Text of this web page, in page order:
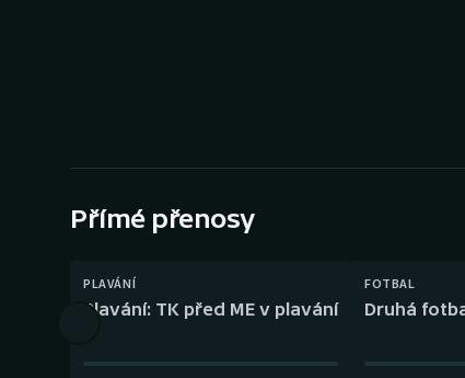
Futsal
Přímé přenosy
PLAVÁNÍ
Plavání: TK před ME v plavání
FOTBAL
Druhá